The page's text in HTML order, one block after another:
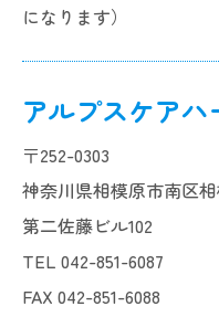
になります）
アルプスケアハ
〒252-0303
神奈川県相模原市南区
第二佐藤ビル102
TEL 042-851-6087
FAX 042-851-6088